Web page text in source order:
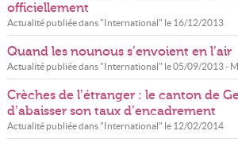
officiellement
Actualité publiée dans "International" le 16/12/2013
Quand les nounous s’envoient en l’air
Actualité publiée dans "International" le05/09/2013-
Crèches de l’étranger : le canton de
d’abaisser son taux d’encadrement
Actualité publiée dans "International" le 12/02/2014